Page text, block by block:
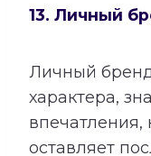
13. Личный
Личный
характера,
впечатления,
оставляет